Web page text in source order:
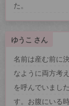
た。
ゆうこ さん
名前は産む前に
なように両方考
を呼んでいまし
す。お腹にいる